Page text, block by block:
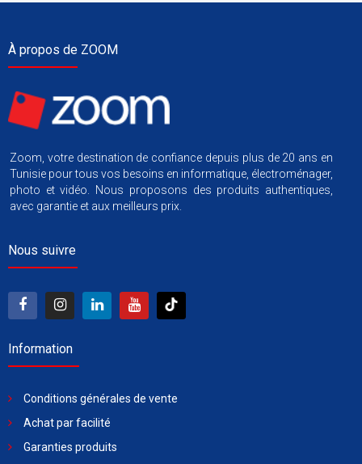
À propos de ZOOM
Zoom, votre destination de confiance depuis plus de 20 ans en
Tunisie pour tous vos besoins en informatique, électroménager,
photo et vidéo. Nous proposons des produits authentiques,
avec garantie et aux meilleurs prix.
Nous suivre
Information
Conditions générales de vente
Achat par facilité
Garanties produits